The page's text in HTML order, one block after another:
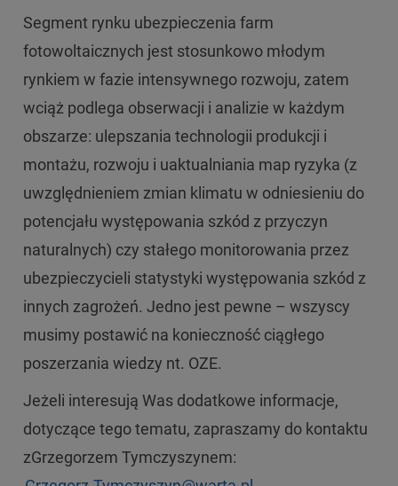
Segment rynku ubezpieczenia farm
fotowoltaicznych jest stosunkowo młodym
rynkiem w fazie intensywnego rozwoju, zatem
wciąż podlega obserwacji i analizie w każdym
obszarze: ulepszania technologii produkcji i
montażu, rozwoju i uaktualniania map ryzyka (z
uwzględnieniem zmian klimatu w odniesieniu do
potencjału występowania szkód z przyczyn
naturalnych) czy stałego monitorowania przez
ubezpieczycieli statystyki występowania szkód z
innych zagrożeń. Jedno jest pewne – wszyscy
musimy postawić na konieczność ciągłego
poszerzania wiedzy nt. OZE.
Jeżeli interesują Was dodatkowe informacje,
dotyczące tego tematu, zapraszamy do kontaktu
zGrzegorzem Tymczyszynem: